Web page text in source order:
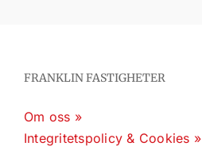
FRANKLIN FASTIGHETER
Om oss »
Integritetspolicy & Cookies »